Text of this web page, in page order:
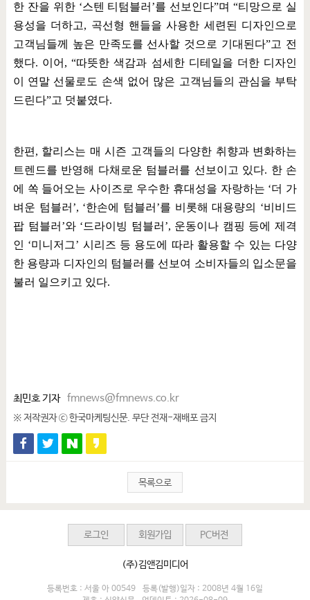
한 잔을 위한 ‘스텐 티텀블러 ’를 선보인다”며“티망으로 실
용성을 더하고, 곡선형 핸들을 사용한 세련된 디자인으로
고객님들께 높은 만족도를 선사할 것으로 기대된다”고 전
했다. 이어 , “따뜻한 색감과 섬세한 디테일을 더한 디자인
이 연말 선물로도 손색 없어 많은 고객님들의 관심을 부탁
드린다”고 덧붙였다.
한편 , 할리스는 매 시즌 고객들의 다양한 취향과 변화하는
트렌드를 반영해 다채로운 텀블러를 선보이고 있다. 한 손
에 쏙 들어오는 사이즈로 우수한 휴대성을 자랑하는 ‘더 가
벼운 텀블러 ’, ‘한손에 텀블러 ’를 비롯해 대용량의 ‘비비드
팝 텀블러 ’와 ‘드라이빙 텀블러 ’, 운동이나 캠핑 등에 제격
인 ‘미니저그’ 시리즈 등 용도에 따라 활용할 수 있는 다양
한 용량과 디자인의 텀블러를 선보여 소비자들의 입소문을
불러 일으키고 있다.
최민호 기자 fmnews@fmnews.co.kr
※ 저작권자 ⓒ 한국마케팅신문. 무단 전재-재배포 금지
목록으로
로그인 회원가입 PC버전
(주)김앤김미디어
등록번호 : 서울 아 00549
등록(발행)일자 : 2008년 4월 16일